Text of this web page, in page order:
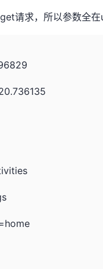
请求，所以参数全